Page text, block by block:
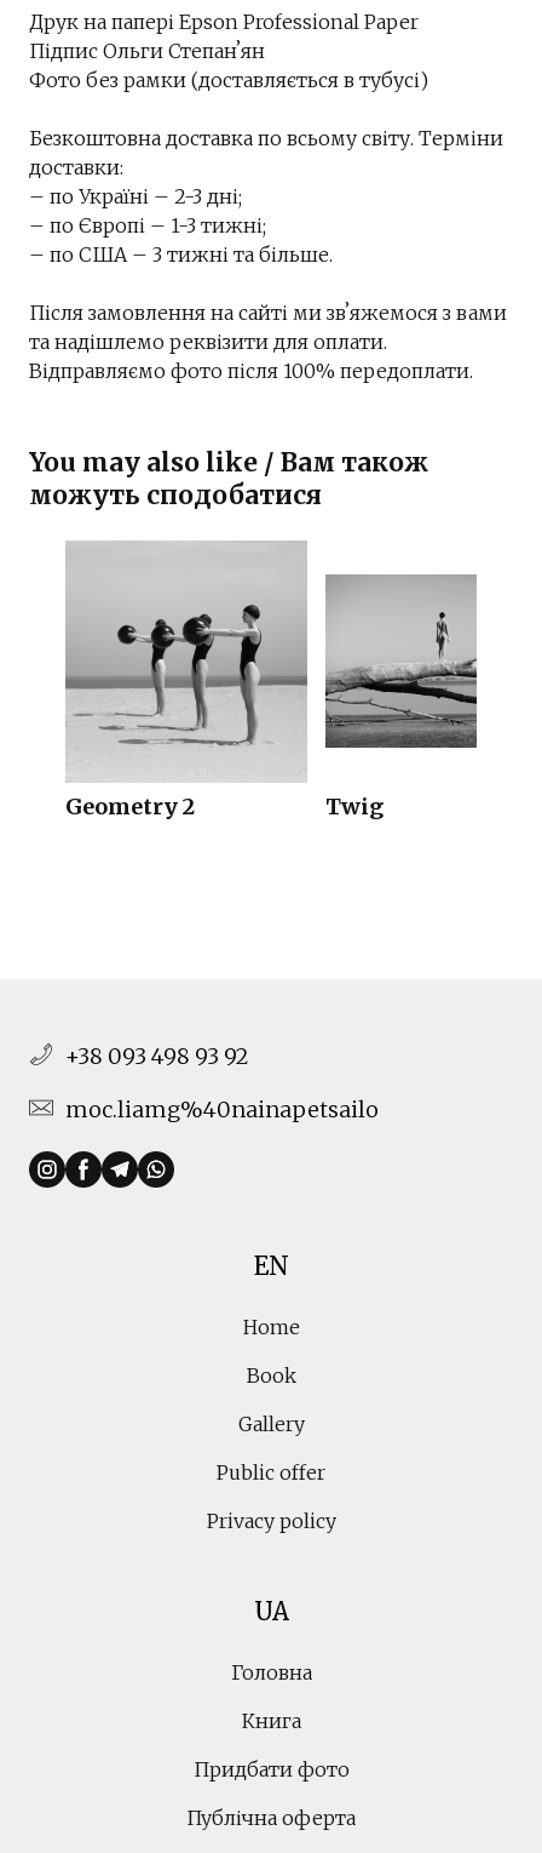
Друк на папері Epson Professional Paper
Підпис Ольги Степанʼян
Фото без рамки (доставляється в тубусі)
Безкоштовна доставка по всьому світу. Терміни
доставки:
– по Україні – 2-3 дні;
– по Європі – 1-3 тижні;
– по США – 3 тижні та більше.
Після замовлення на сайті ми звʼяжемося з вами
та надішлемо реквізити для оплати.
Відправляємо фото після 100% передоплати.
You may also like / Вам також
можуть сподобатися
Geometry 2 Twig
+38 093 498 93 92
moc.liamg%40nainapetsailo
EN
Home
Book
Gallery
Public offer
Privacy policy
UA
Головна
Книга
Придбати фото
Публічна оферта